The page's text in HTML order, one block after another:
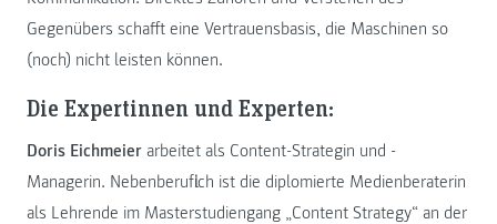
Gegenübers schafft eine Vertrauensbasis, die Maschinen so
(noch) nicht leisten können.
Die Expertinnen und Experten:
Doris Eichmeier arbeitet als Content-Strategin und -
Managerin. Nebenberuflich ist die diplomierte Medienberaterin
als Lehrende im Masterstudiengang „Content Strategy“ an der